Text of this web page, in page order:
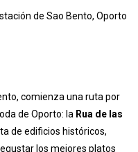
fueron creados por el
que no debes dejar de